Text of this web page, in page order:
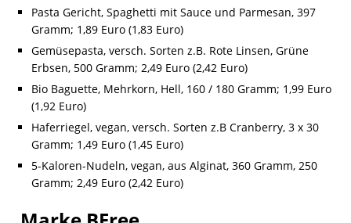
Pasta Gericht, Spaghetti mit Sauce und Parmesan, 397
Gramm; 1,89 Euro (1,83 Euro)
Gemüsepasta, versch. Sorten z.B. Rote Linsen, Grüne
Erbsen, 500 Gramm; 2,49 Euro (2,42 Euro)
Bio Baguette, Mehrkorn, Hell, 160 / 180 Gramm; 1,99 Euro
(1,92 Euro)
Haferriegel, vegan, versch. Sorten z.B Cranberry, 3 x 30
Gramm; 1,49 Euro (1,45 Euro)
5-Kaloren-Nudeln, vegan, aus Alginat, 360 Gramm, 250
Gramm; 2,49 Euro (2,42 Euro)